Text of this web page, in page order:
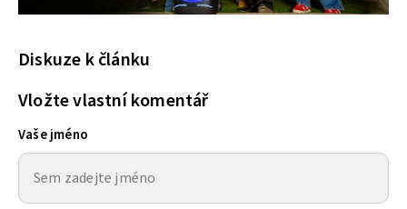
Diskuze k článku
Vložte vlastní komentář
Vaše jméno